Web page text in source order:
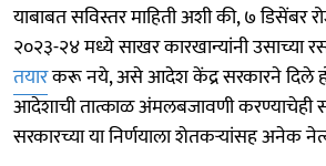
याबाबत सविस्तर माहिती अशी की, ७ डिसेंबर
२०२३-२४ मध्ये साखर कारखान्यांनी उसाच्या
तयारकरू नये, असे आदेश केंद्र सरकारने दिले
आदेशाची तात्काळ अंमलबजावणी करण्याचेही
सरकारच्या या निर्णयाला शेतकऱ्यांसह अनेक